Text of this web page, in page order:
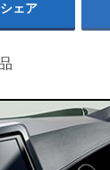
シェア